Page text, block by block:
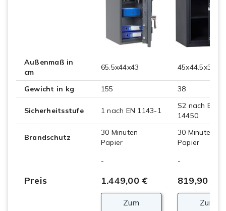
Außenmaß in
cm
65.5x44x43 45x44.5x39
Gewicht in kg 155 38
Sicherheitsstufe 1 nach EN 1143-1
S2 nach EN
14450
Brandschutz
30 Minuten
Papier
30 Minuten
Papier
-
-
Preis 1.449,00 € 819,90 €
Zum
Zum